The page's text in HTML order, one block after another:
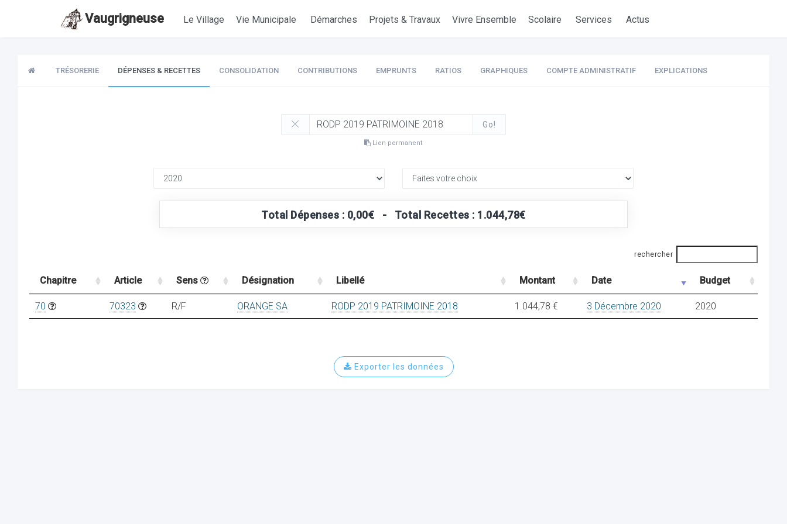
Vaugrigneuse Le Village Vie Municipale Démarches Projets & Travaux Vivre Ensemble Scolaire Services Actus
TRÉSORERIE DÉPENSES & RECETTES CONSOLIDATION CONTRIBUTIONS EMPRUNTS RATIOS GRAPHIQUES COMPTE ADMINISTRATIF EXPLICATIONS
Go!
Lien permanent
Total Dépenses : 0,00€ - Total Recettes : 1.044,78€
rechercher
Chapitre Article Sens Désignation Libellé Montant Date Budget
70 70323 R/F ORANGE SA RODP 2019 PATRIMOINE 2018 1.044,78 € 3 Décembre 2020 2020
Exporter les données